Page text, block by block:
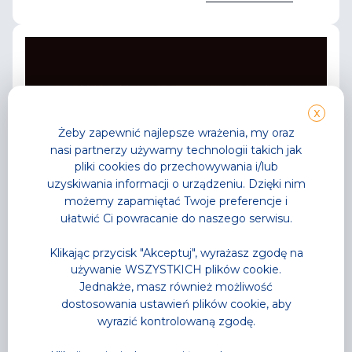
X
Żeby zapewnić najlepsze wrażenia, my oraz
nasi partnerzy używamy technologii takich jak
pliki cookies do przechowywania i/lub
uzyskiwania informacji o urządzeniu. Dzięki nim
możemy zapamiętać Twoje preferencje i
ułatwić Ci powracanie do naszego serwisu.
Klikając przycisk "Akceptuj", wyrażasz zgodę na
używanie WSZYSTKICH plików cookie.
Jednakże, masz również możliwość
dostosowania ustawień plików cookie, aby
wyrazić kontrolowaną zgodę.